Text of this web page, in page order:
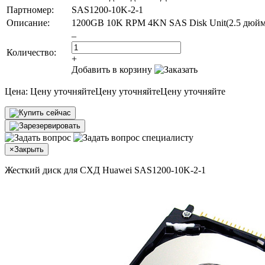
Партномер:
SAS1200-10K-2-1
Описание:
1200GB 10K RPM 4KN SAS Disk Unit(2.5
Количество:
–
+
Добавить в корзину
Цена: Цену уточняйтеЦену уточняйтеЦену уточняйте
×Закрыть
Жесткий диск для СХД Huawei SAS1200-10K-2-1